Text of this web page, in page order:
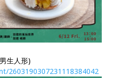
生人形)
2603190307231118384042​​​​​​​